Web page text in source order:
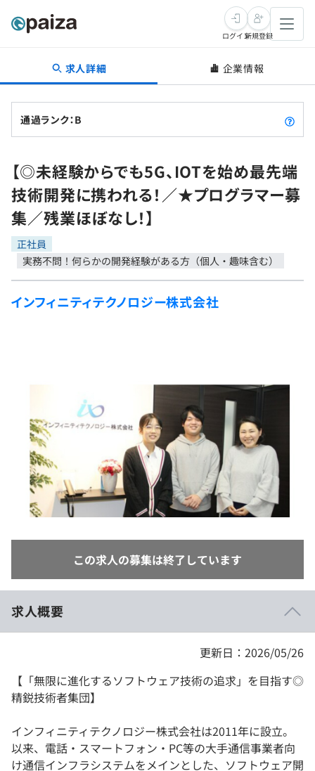
転職・キャリア
転職成功ガイド
転職エージェント
インタビュー
転職成功ガイド
新卒就活
求人検索
本選考
インターン
学習
問題集
4択課題
個人向けプラン
法人向けプラン
学校向けプラン
プログラミング言語
評価結果一覧
ゲーム・マンガ
Tech Team Journal
paizaとは？
ログイン新規登録
求人詳細 企業情報
通過ランク：B
【◎未経験からでも5G、IOTを始め最先端
技術開発に携われる！／★プログラマー募
集／残業ほぼなし！】
正社員
実務不問！何らかの開発経験がある方（個人・趣味含む）
インフィニティテクノロジー株式会社
この求人の募集は終了しています
求人概要
更新日：2026/05/26
【「無限に進化するソフトウェア技術の追求」を目指す◎
精鋭技術者集団】
インフィニティテクノロジー株式会社は2011年に設立。
以来、電話・スマートフォン・PC等の大手通信事業者向
け通信インフラシステムをメインとした、ソフトウェア開